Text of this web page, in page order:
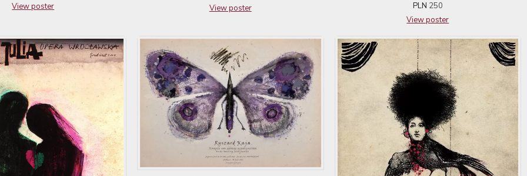
View poster
View poster
PLN 250
View poster